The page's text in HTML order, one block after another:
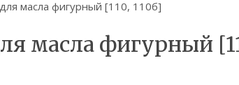
масла фигурный [110, 110б]
масла фигурный